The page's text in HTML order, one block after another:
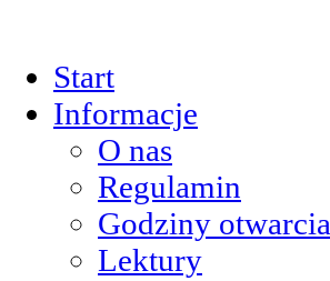
Start
Informacje
O nas
Regulamin
Godziny otwarcia
Lektury